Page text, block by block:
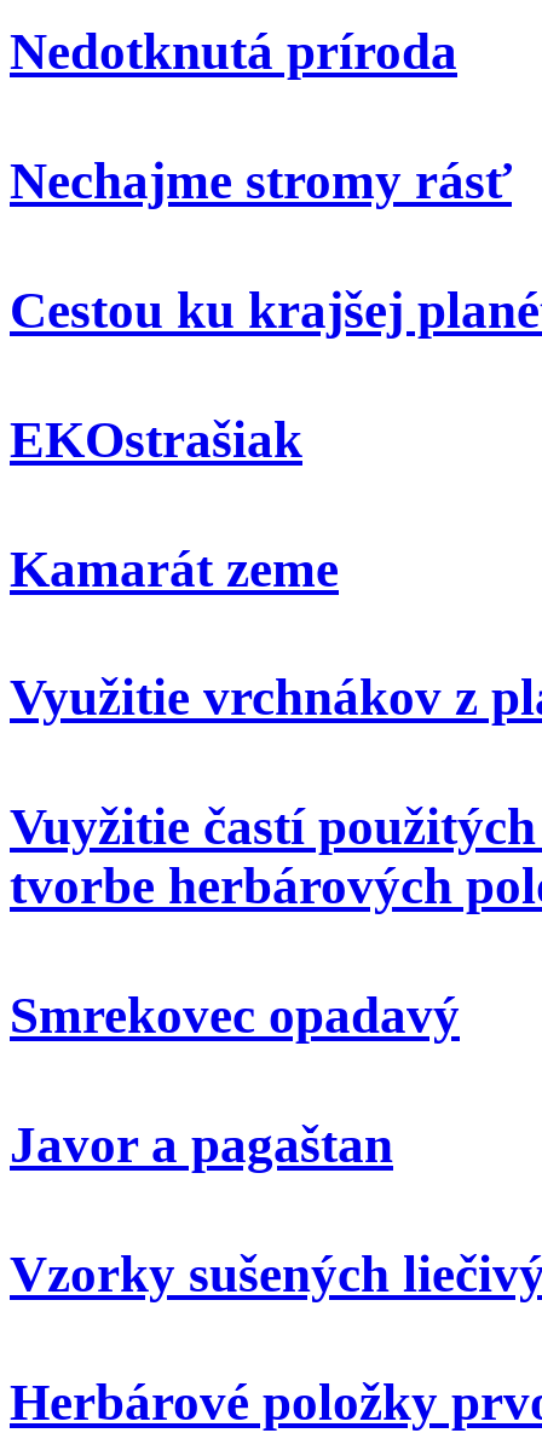
Nedotknutá príroda
Nechajme stromy rásť
Cestou ku krajšej
EKOstrašiak
Kamarát zeme
Využitie vrchnákov z
Vuyžitie častí
tvorbe herbárových
Smrekovec opadavý
Javor a pagaštan
Vzorky sušených
Herbárové položky